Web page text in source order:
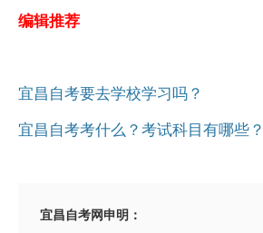
编辑推荐
宜昌自考要去学校学习吗？
宜昌自考考什么？考试科目有哪些？
宜昌自考网申明：